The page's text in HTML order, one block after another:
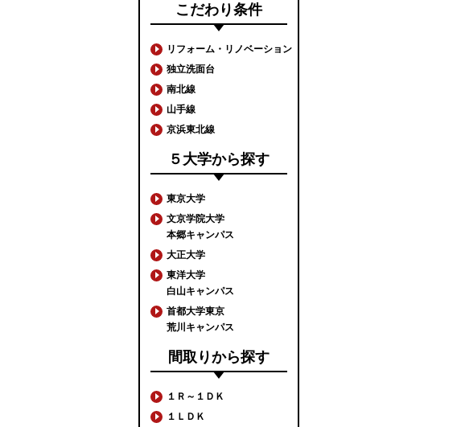
こだわり条件
リフォーム・リノベーション
独立洗面台
南北線
山手線
京浜東北線
５大学から探す
東京大学
文京学院大学
本郷キャンパス
大正大学
東洋大学
白山キャンパス
首都大学東京
荒川キャンパス
間取りから探す
１Ｒ～１ＤＫ
１ＬＤＫ